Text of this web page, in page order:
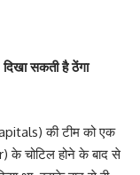
सकती है ठेंगा
की टीम को एक
के चोटिल होने के बाद से